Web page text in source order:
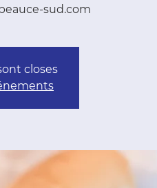
sud.com
closes